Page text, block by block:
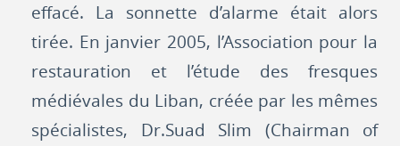
effacé. La sonnette d’alarme était alors
tirée. En janvier 2005, l’Association pour la
restauration et l’étude des fresques
médiévales du Liban, créée par les mêmes
spécialistes, Dr.Suad Slim (Chairman of